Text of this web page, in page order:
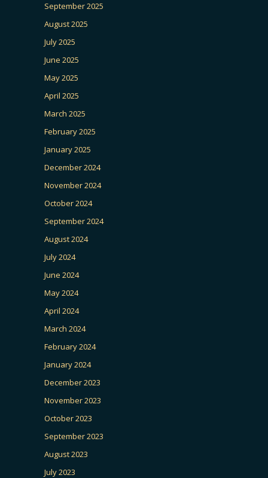
September 2025
August 2025
July 2025
June 2025
May 2025
April 2025
March 2025
February 2025
January 2025
December 2024
November 2024
October 2024
September 2024
August 2024
July 2024
June 2024
May 2024
April 2024
March 2024
February 2024
January 2024
December 2023
November 2023
October 2023
September 2023
August 2023
July 2023